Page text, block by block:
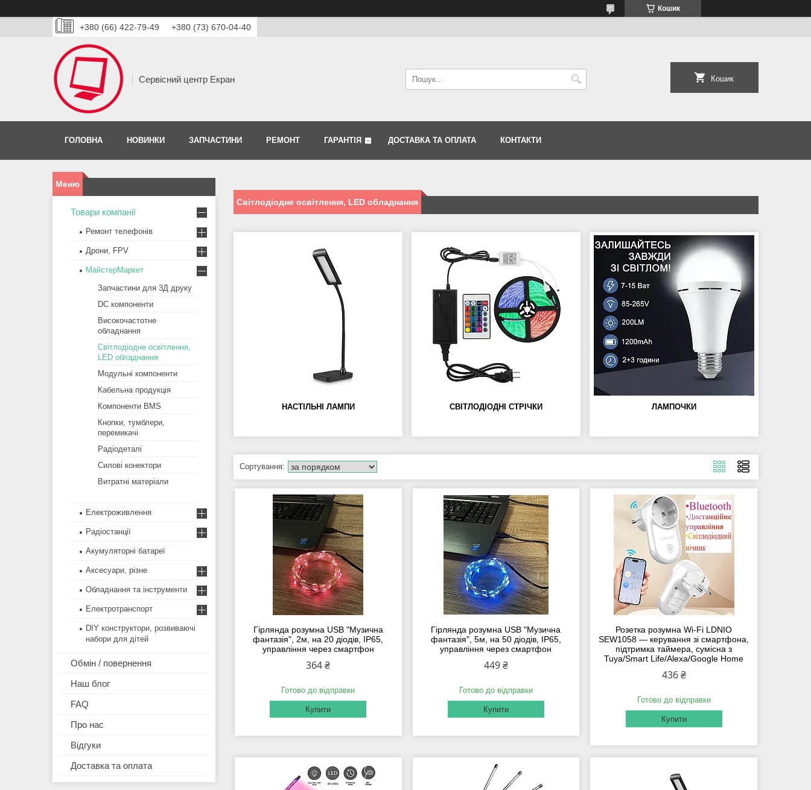
Кошик
+380 (66) 422-79-49 +380 (73) 670-04-40
Сервісний центр Екран Кошик
ГОЛОВНА НОВИНКИ ЗАПЧАСТИНИ РЕМОНТ ГАРАНТІЯ ДОСТАВКА ТА ОПЛАТА КОНТАКТИ
Світлодіодне освітлення, LED обладнання
НАСТІЛЬНІ ЛАМПИ СВІТЛОДІОДНІ СТРІЧКИ ЛАМПОЧКИ
Гірлянда розумна USB "Музична
фантазія", 2м, на 20 діодів, IP65,
управління через смартфон
364 ₴
Готово до відправки
Купити
Гірлянда розумна USB "Музична
фантазія", 5м, на 50 діодів, IP65,
управління через смартфон
449 ₴
Готово до відправки
Купити
Розетка розумна Wi-Fi LDNIO
SEW1058 — керування зі смартфона,
підтримка таймера, сумісна з
Tuya/Smart Life/Alexa/Google Home
436 ₴
Готово до відправки
Купити
Товари компанії
Ремонт телефонів
Дрони, FPV
МайстерМаркет
Запчастини для 3Д друку
DC компоненти
Високочастотне
обладнання
Світлодіодне освітлення,
LED обладнання
Модульні компоненти
Кабельна продукція
Компоненти BMS
Кнопки, тумблери,
перемикачі
Радіодеталі
Силові конектори
Витратні матеріали
Електроживлення
Радіостанції
Акумуляторні батареї
Аксесуари, різне
Обладнання та інструменти
Електротранспорт
DIY конструктори, розвиваючі
набори для дітей
Обмін / повернення
Наш блог
FAQ
Про нас
Відгуки
Доставка та оплата